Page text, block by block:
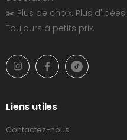
✂️ Plus de choix. Plus d'idées.
Toujours à petits prix.
Liens utiles
Contactez-nous